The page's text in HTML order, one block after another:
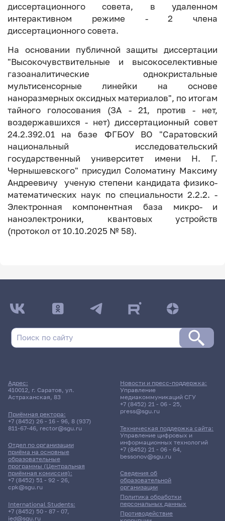
диссертационного совета, в удаленном
интерактивном режиме - 2 члена
диссертационного совета.
На основании публичной защиты диссертации
"Высокочувствительные и высокоселективные
газоаналитические однокристальные
мультисенсорные линейки на основе
наноразмерных оксидных материалов", по итогам
тайного голосования (ЗА - 21, против - нет,
воздержавшихся - нет) диссертационный совет
24.2.392.01 на базе ФГБОУ ВО "Саратовский
национальный исследовательский
государственный университет имени Н. Г.
Чернышевского" присудил Соломатину Максиму
Андреевичу ученую степени кандидата физико-
математических наук по специальности 2.2.2. -
Электронная компонентная база микро- и
наноэлектроники, квантовых устройств
(протокол от 10.10.2025 № 58).
Адрес:
410012, г. Саратов, ул.
Астраханская, 83
Приёмная ректора:
+7 (8452) 26 - 16 - 96, 8 (937)
811-67-46, rector@sgu.ru
Отдел по организации
приёма на основные
образовательные
программы (Центральная
приёмная комиссия):
+7 (8452) 51 - 92 - 26,
cpk@sgu.ru
International Students:
+7 (8452) 50 - 87 - 07,
ied@sgu.ru
Сведения об
образовательной
организации
Политика обработки
персональных данных
Противодействие
Новости и пресс-поддержка:
Управление
медиакоммуникаций СГУ
+7 (8452) 21 - 06 - 25,
press@sgu.ru
Техническая поддержка сайта:
Управление цифровых и
информационных технологий
+7 (8452) 21 - 06 - 64,
bessonov@sgu.ru